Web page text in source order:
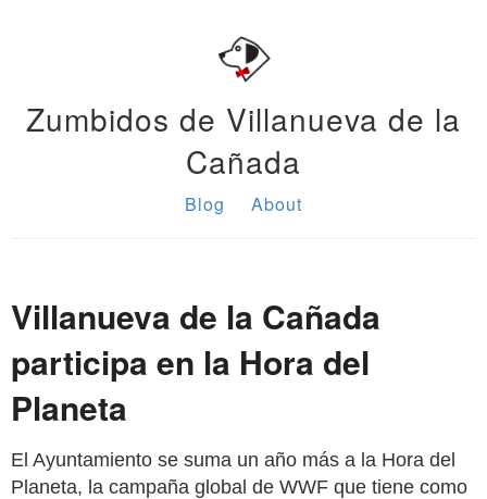
Zumbidos de Villanueva de la
Cañada
Blog About
Villanueva de la Cañada
participa en la Hora del
Planeta
El Ayuntamiento se suma un año más a la Hora del
Planeta, la campaña global de WWF que tiene como